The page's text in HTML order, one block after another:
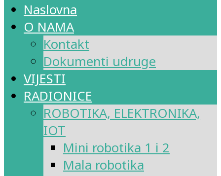
Naslovna
O NAMA
Kontakt
Dokumenti udruge
VIJESTI
RADIONICE
ROBOTIKA, ELEKTRONIKA,
IOT
Mini robotika 1 i 2
Mala robotika